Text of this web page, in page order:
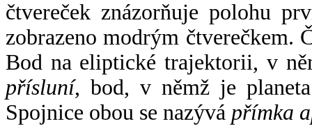
čtvereček znázorňuje polohu
zobrazeno modrým čtverečkem.
Bod na eliptické trajektorii, v
přísluní, bod, v němž je
Spojnice obou se nazývá přímka